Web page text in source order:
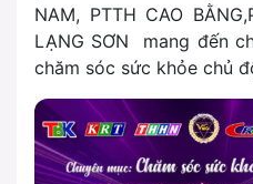
NAM, PTTH CAO
LẠNG SƠN mang đến
chăm sóc sức khỏe chủ